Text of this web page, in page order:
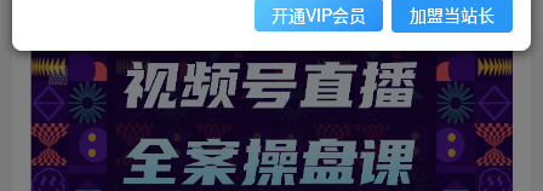
开通VIP会员 加盟当站长